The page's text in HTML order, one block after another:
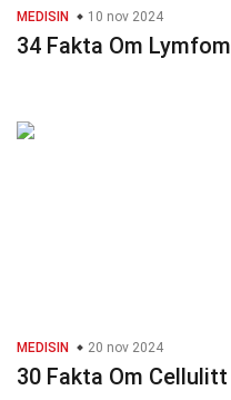
MEDISIN 10 nov 2024
34 Fakta Om Lymfom
MEDISIN 20 nov 2024
30 Fakta Om Cellulitt